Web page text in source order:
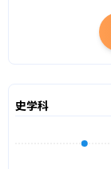
史学科